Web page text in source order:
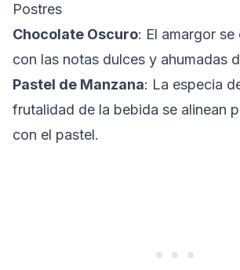
Postres
Chocolate Oscuro: El amargor
con las notas dulces y ahumadas
Pastel de Manzana: La especia
frutalidad de la bebida se alinean
con el pastel.